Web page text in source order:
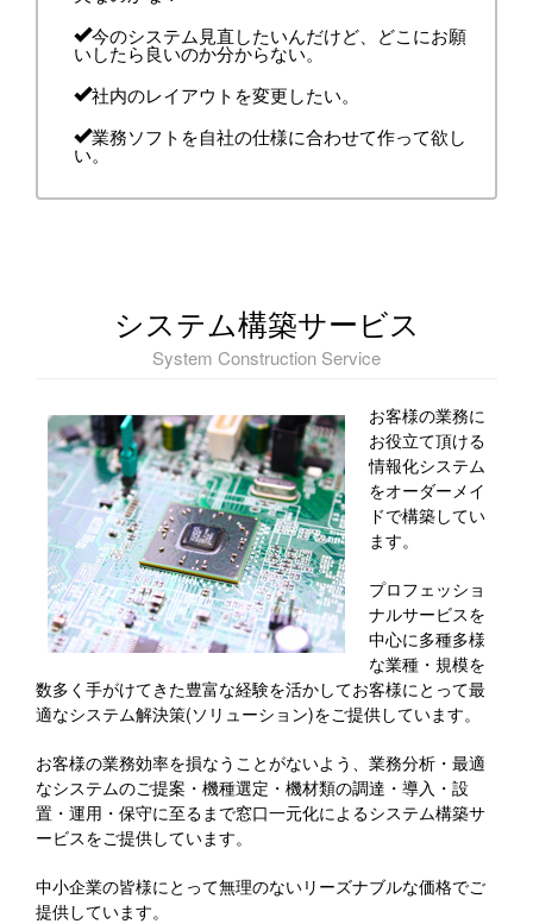
今のシステム見直したいんだけど、どこにお願
いしたら良いのか分からない。
社内のレイアウトを変更したい。
業務ソフトを自社の仕様に合わせて作って欲し
い。
システム構築サービス
System Construction Service
お客様の業務に
お役立て頂ける
情報化システム
をオーダーメイ
ドで構築してい
ます。
プロフェッショ
ナルサービスを
中心に多種多様
な業種・規模を
数多く手がけてきた豊富な経験を活かしてお客様にとって最
適なシステム解決策(ソリューション)をご提供しています。
お客様の業務効率を損なうことがないよう、業務分析・最適
なシステムのご提案・機種選定・機材類の調達・導入・設
置・運用・保守に至るまで窓口一元化によるシステム構築サ
ービスをご提供しています。
中小企業の皆様にとって無理のないリーズナブルな価格でご
提供しています。